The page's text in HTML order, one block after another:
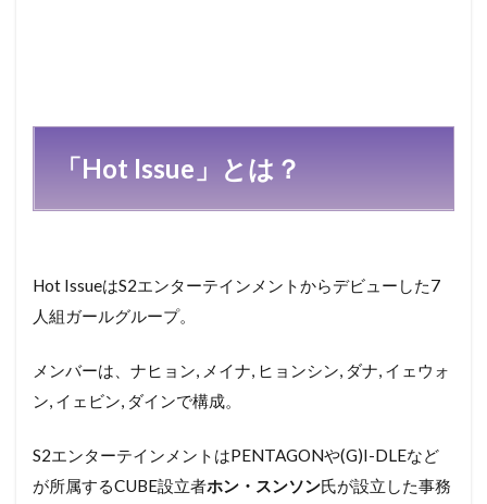
「Hot Issue」とは？
Hot IssueはS2エンターテインメントからデビューした7
人組ガールグループ。
メンバーは、ナヒョン, メイナ, ヒョンシン, ダナ, イェウォ
ン, イェビン, ダインで構成。
S2エンターテインメントはPENTAGONや(G)I-DLEなど
が所属するCUBE設立者ホン・スンソン氏が設立した事務